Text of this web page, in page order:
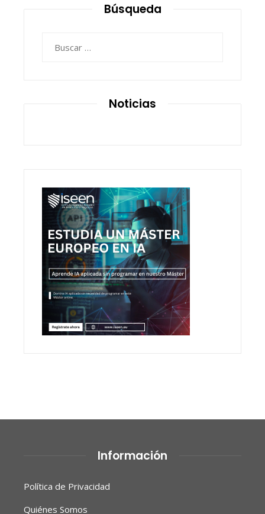
Búsqueda
Noticias
Información
Política de Privacidad
Quiénes Somos